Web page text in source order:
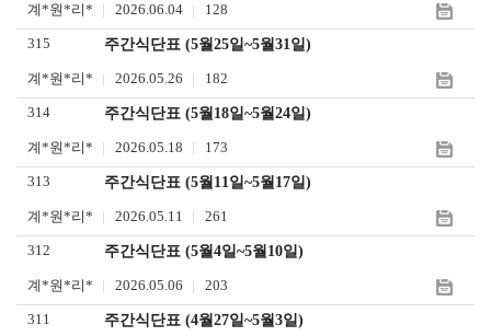
계*원*리* 2026.06.04 128
315 주간식단표 (5월25일~5월31일)
계*원*리* 2026.05.26 182
314 주간식단표 (5월18일~5월24일)
계*원*리* 2026.05.18 173
313 주간식단표 (5월11일~5월17일)
계*원*리* 2026.05.11 261
312 주간식단표 (5월4일~5월10일)
계*원*리* 2026.05.06 203
311 주간식단표 (4월27일~5월3일)